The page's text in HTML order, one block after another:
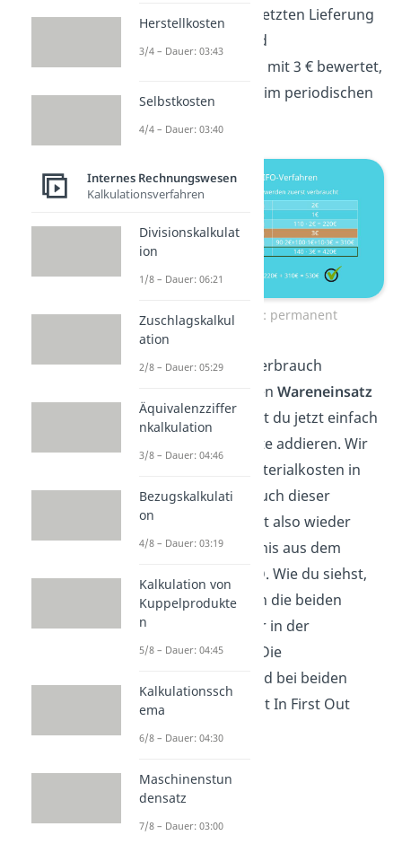
nur noch aus der letzten Lieferung
stammen und wird
dementsprechend mit 3 € bewertet,
wie auch schon beim periodischen
FIFO Beispiel: permanent
Um den Materialverbrauch
insgesamt, also den Wareneinsatz
zu erhalten, kannst du jetzt einfach
die einzelnen Werte addieren. Wir
erhalten somit Materialkosten in
Höhe von530 €
. Auch dieser
Endwert entspricht also wieder
genau dem Ergebnis aus dem
periodischen FIFO. Wie du siehst,
unterscheiden sich die beiden
Verfahren also nur in der
Vorgehensweise
. Die
sind bei beiden
Methoden des First In First Out
Verfahrensgleich
Herstellkosten
3/4 – Dauer: 03:43
Selbstkosten
4/4 – Dauer: 03:40
Internes Rechnungswesen
Kalkulationsverfahren
Divisionskalkulat
ion
1/8 – Dauer: 06:21
Zuschlagskalkul
ation
2/8 – Dauer: 05:29
Äquivalenzziffer
nkalkulation
3/8 – Dauer: 04:46
Bezugskalkulati
on
4/8 – Dauer: 03:19
Kalkulation von
Kuppelprodukte
n
5/8 – Dauer: 04:45
Kalkulationssch
ema
6/8 – Dauer: 04:30
Maschinenstun
densatz
7/8 – Dauer: 03:00